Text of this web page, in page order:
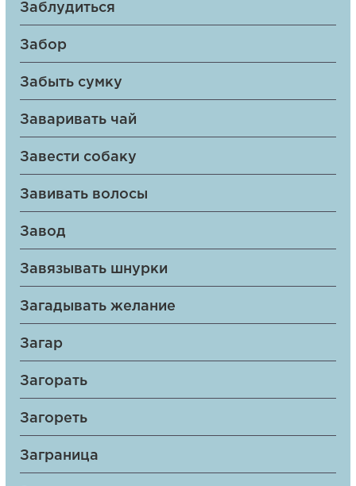
Заблудиться
Забор
Забыть сумку
Заваривать чай
Завести собаку
Завивать волосы
Завод
Завязывать шнурки
Загадывать желание
Загар
Загорать
Загореть
Заграница